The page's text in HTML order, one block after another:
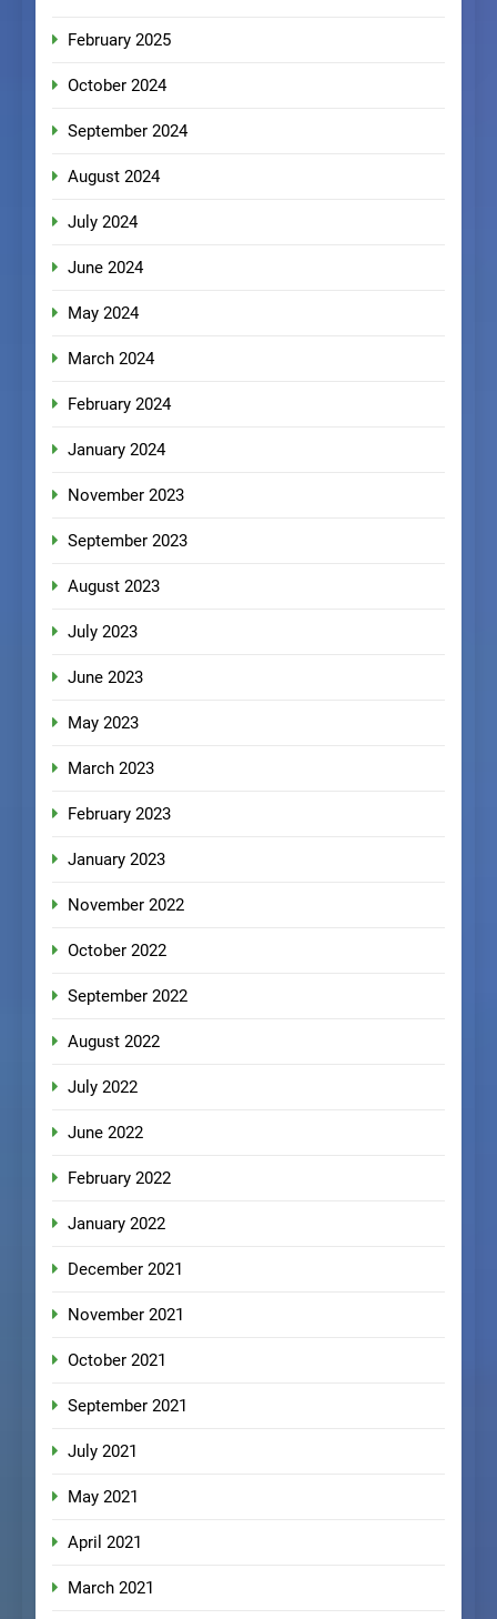
February 2025
October 2024
September 2024
August 2024
July 2024
June 2024
May 2024
March 2024
February 2024
January 2024
November 2023
September 2023
August 2023
July 2023
June 2023
May 2023
March 2023
February 2023
January 2023
November 2022
October 2022
September 2022
August 2022
July 2022
June 2022
February 2022
January 2022
December 2021
November 2021
October 2021
September 2021
July 2021
May 2021
April 2021
March 2021